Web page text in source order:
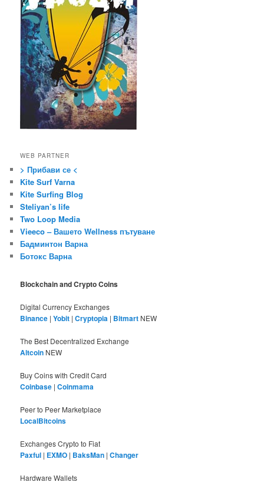
WEB PARTNER
> Прибави се <
Kite Surf Varna
Kite Surfing Blog
Steliyan’s life
Two Loop Media
Vieeco – Вашето Wellness пътуване
Бадминтон Варна
Ботокс Варна
Blockchain and Crypto Coins
Digital Currency Exchanges
Binance |Yobit |Cryptopia | Bitmart NEW
The Best Decentralized Exchange
Altcoin NEW
Buy Coins with Credit Card
Coinbase |Coinmama
Peer to Peer Marketplace
LocalBitcoins
Exchanges Crypto to Fiat
Paxful | EXMO | BaksMan |Changer
Hardware Wallets